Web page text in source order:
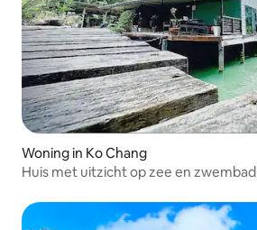
Woning in Ko Chang
Huis met uitzicht op zee en zwembad